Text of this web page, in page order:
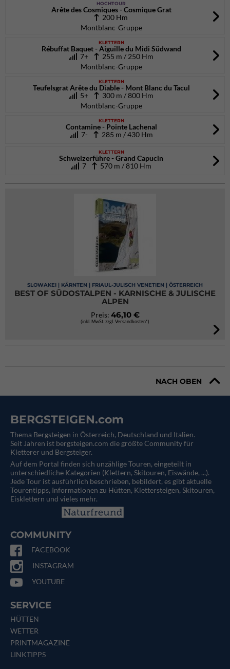
HOCHTOUR
Arête des Cosmiques - Cosmique Grat
200 Hm
Montblanc-Gruppe
KLETTERN
Rébuffat Baquet - Aiguille du Midi Südwand
7+
255 m / 250 Hm
Montblanc-Gruppe
KLETTERN
Teufelsgrat Arête du Diable - Mont Blanc du Tacul
5+
300 m / 800 Hm
Montblanc-Gruppe
KLETTERN
Contamine - Pointe Lachenal
7- 285 m / 430 Hm
KLETTERN
Schweizerführe - Grand Capucin
7
570 m / 810 Hm
SLOWAKEI | KÄRNTEN | FRIAUL-JULISCH VENETIEN | ÖSTERREICH
BEST OF SÜDOSTALPEN - KARNISCHE & JULISCHE
ALPEN
Preis: 46,10 €
(inkl. MwSt. zzgl. Versandkosten*)
NACH OBEN
BERGSTEIGEN.com
Thema Bergsteigen in Österreich, Deutschland und Italien.
Seit Jahren ist bergsteigen.com die größte Community für
Kletterer und Bergsteiger.
Auf dem Portal finden sich unzählige Touren, eingeteilt in
unterschiedliche Kategorien (Klettern, Skitouren, Eiswände, ...).
Jede Tour ist ausführlich beschrieben, bebildert, es gibt aktuelle
Tourentipps, Informationen zu Hütten, Klettersteigen, Skitouren,
Eisklettern und vieles mehr.
COMMUNITY
FACEBOOK
INSTAGRAM
YOUTUBE
SERVICE
HÜTTEN
WETTER
PRINTMAGAZINE
LINKTIPPS